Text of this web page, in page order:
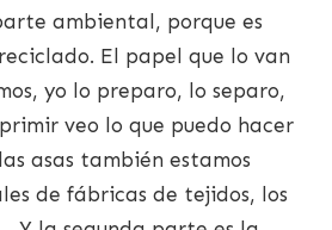
ambiental, porque es
El papel que lo van
yo lo preparo, lo separo,
veo lo que puedo hacer
asas también estamos
de fábricas de tejidos, los